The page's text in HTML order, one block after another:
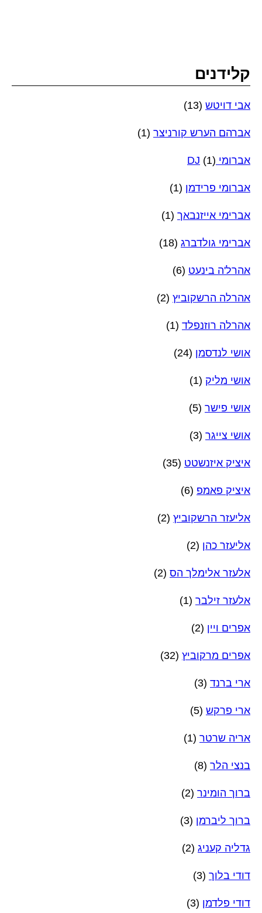
קלידנים
אבי דויטש (13)
אברהם הערש קורניצר (1)
אברומי DJ (1)
אברומי פרידמן (1)
אברימי אייזנבאך (1)
אברימי גולדברג (18)
אהרל'ה בינעט (6)
אהרלה הרשקוביץ (2)
אהרלה רוזנפלד (1)
אושי לנדסמן (24)
אושי מליק (1)
אושי פישר (5)
אושי צייגר (3)
איציק איזנשטט (35)
איציק פאמפ (6)
אליעזר הרשקוביץ (2)
אליעזר כהן (2)
אלעזר אלימלך הס (2)
אלעזר זילבר (1)
אפרים ויין (2)
אפרים מרקוביץ (32)
ארי ברנד (3)
ארי פרקש (5)
אריה שרטר (1)
בנצי הלר (8)
ברוך הומינר (2)
ברוך ליברמן (3)
גדליה קעניג (2)
דודי בלוך (3)
דודי פלדמן (3)